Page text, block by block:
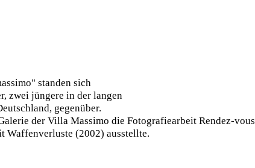
standen sich
zwei jüngere in der langen
gegenüber.
der Villa Massimo die Fotografiearbeit Rendez-vous
Waffenverluste (2002) ausstellte.